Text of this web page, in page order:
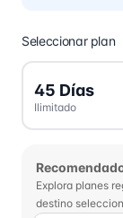
Seleccionar plan
45 Días
Ilimitado
Explora planes
destino